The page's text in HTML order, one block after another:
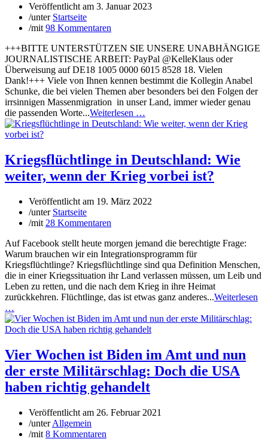
Veröffentlicht am 3. Januar 2023
/unter Startseite
/mit 98 Kommentaren
+++BITTE UNTERSTÜTZEN SIE UNSERE UNABHÄNGIGE
JOURNALISTISCHE ARBEIT: PayPal @KelleKlaus oder
Überweisung auf DE18 1005 0000 6015 8528 18. Vielen
Dank!+++ Viele von Ihnen kennen bestimmt die Kollegin Anabel
Schunke, die bei vielen Themen aber besonders bei den Folgen der
irrsinnigen Massenmigration in unser Land, immer wieder genau
die passenden Worte...Weiterlesen …
Kriegsflüchtlinge in Deutschland: Wie
weiter, wenn der Krieg vorbei ist?
Veröffentlicht am 19. März 2022
/unter Startseite
/mit 28 Kommentaren
Auf Facebook stellt heute morgen jemand die berechtigte Frage:
Warum brauchen wir ein Integrationsprogramm für
Kriegsflüchtlinge? Kriegsflüchtlinge sind qua Definition Menschen,
die in einer Kriegssituation ihr Land verlassen müssen, um Leib und
Leben zu retten, und die nach dem Krieg in ihre Heimat
zurückkehren. Flüchtlinge, das ist etwas ganz anderes...Weiterlesen
…
Vier Wochen ist Biden im Amt und nun
der erste Militärschlag: Doch die USA
haben richtig gehandelt
Veröffentlicht am 26. Februar 2021
/unterAllgemein
/mit 8 Kommentaren